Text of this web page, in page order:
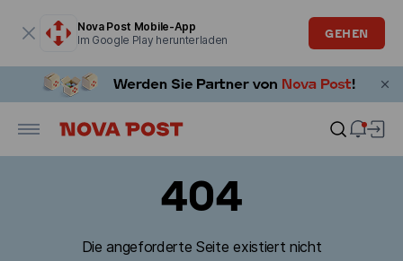
Nova Post Mobile-App
Im Google Play herunterladen
GEHEN
404
Die angeforderte Seite existiert nicht